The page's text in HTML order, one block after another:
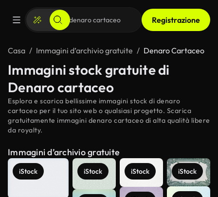
Registrazione
Casa Immagini d’archivio gratuite Denaro Cartaceo
Immagini stock gratuite di
Denaro cartaceo
Esplora e scarica bellissime immagini stock di denaro
cartaceo per il tuo sito web o qualsiasi progetto. Scarica
gratuitamente immagini denaro cartaceo di alta qualità libere
da royalty.
Immagini d’archivio gratuite
iStock iStock iStock iStock